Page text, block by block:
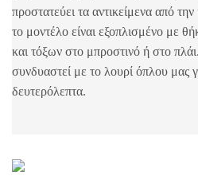
προστατεύει τα αντικείμενα από
το μοντέλο είναι εξοπλισμένο με
και τόξων στο μπροστινό ή στο
συνδυαστεί με το λουρί όπλου μας
δευτερόλεπτα.